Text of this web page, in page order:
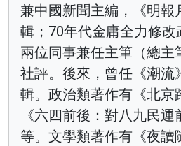
兼中國新聞主編，《明報
輯；70年代金庸全力修
兩位同事兼任主筆（總主
社評。後來，曾任《潮流
輯。政治類著作有《北京
《六四前後：對八九民運
等。文學類著作有《夜讀